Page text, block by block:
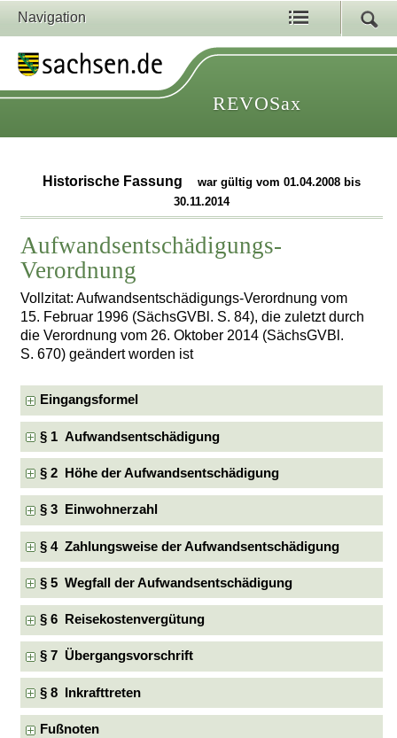
Navigation
REVOSax
Historische Fassung
war gültig vom 01.04.2008 bis
30.11.2014
Aufwandsentschädigungs-
Verordnung
Vollzitat: Aufwandsentschädigungs-Verordnung vom
15. Februar 1996 (SächsGVBl. S. 84), die zuletzt durch
die Verordnung vom 26. Oktober 2014 (SächsGVBl.
S. 670) geändert worden ist
Eingangsformel
§ 1 Aufwandsentschädigung
§ 2 Höhe der Aufwandsentschädigung
§ 3 Einwohnerzahl
§ 4 Zahlungsweise der Aufwandsentschädigung
§ 5 Wegfall der Aufwandsentschädigung
§ 6 Reisekostenvergütung
§ 7 Übergangsvorschrift
§ 8 Inkrafttreten
Fußnoten